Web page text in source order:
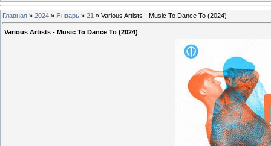
Главная » 2024 » Январь » 21 » Various Artists - Music To Dance To (2024)
Various Artists - Music To Dance To (2024)